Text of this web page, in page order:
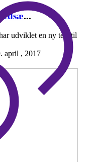
...
udviklet en ny test til
april , 2017